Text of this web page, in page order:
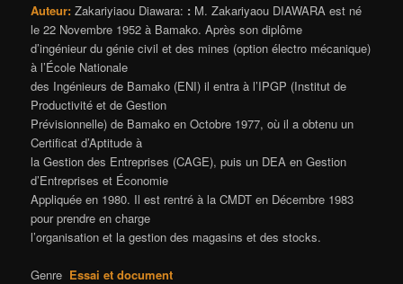
Auteur: Zakariyiaou Diawara: : M. Zakariyaou DIAWARA est né
le 22 Novembre 1952 à Bamako. Après son diplôme
d’ingénieur du génie civil et des mines (option électro mécanique)
à l’École Nationale
des Ingénieurs de Bamako (ENI) il entra à l’IPGP (Institut de
Productivité et de Gestion
Prévisionnelle) de Bamako en Octobre 1977, où il a obtenu un
Certificat d’Aptitude à
la Gestion des Entreprises (CAGE), puis un DEA en Gestion
d’Entreprises et Économie
Appliquée en 1980. Il est rentré à la CMDT en Décembre 1983
pour prendre en charge
l’organisation et la gestion des magasins et des stocks.
Genre Essai et document